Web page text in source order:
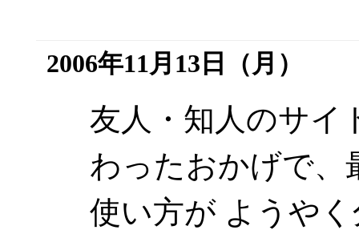
2006年11月13日（月）
友人・知人のサイ
わったおかげで、
使い方が ようや